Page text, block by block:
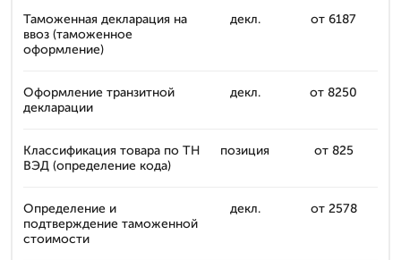
Таможенная декларация на
ввоз (таможенное
оформление)
декл. от 6187
Оформление транзитной
декларации
декл. от 8250
Классификация товара по ТН
ВЭД (определение кода)
позиция от 825
Определение и
подтверждение таможенной
стоимости
декл. от 2578